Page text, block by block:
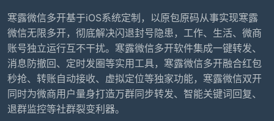
寒露微信多开基于iOS系统定制，以原包原码从事实现寒露
微信无限多开，彻底解决闪退封号隐患，工作、生活、微商
账号独立运行互不干扰。寒露微信多开软件集成一键转发、
消息防撤回、定时发圈等实用工具，寒露微信多开融合红包
秒抢、转账自动接收、虚拟定位等独家功能，寒露微信双开
同时为微商用户量身打造万群同步转发、智能关键词回复、
退群监控等社群裂变利器。